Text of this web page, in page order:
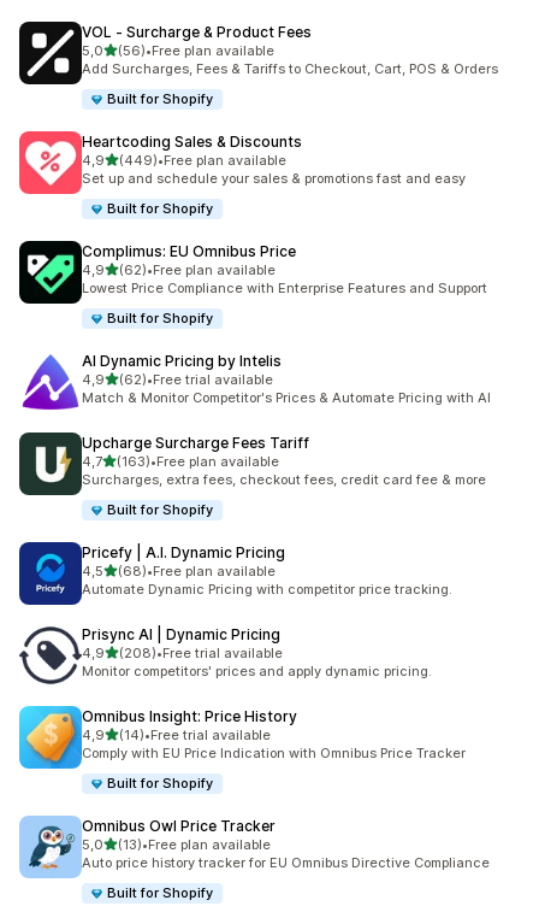
VOL ‑ Surcharge & Product Fees
5,0/ 5 tähteä
(56)
56 arvostelua yhteensä
•Free plan available
Add Surcharges, Fees & Tariffs to Checkout, Cart, POS & Orders
Built for Shopify
Heartcoding Sales & Discounts
4,9/ 5 tähteä
(449)
449 arvostelua yhteensä
•Free plan available
Set up and schedule your sales & promotions fast and easy
Built for Shopify
Complimus: EU Omnibus Price
4,9/ 5 tähteä
(62)
62 arvostelua yhteensä
•Free plan available
Lowest Price Compliance with Enterprise Features and Support
Built for Shopify
AI Dynamic Pricing by Intelis
4,9/ 5 tähteä
(62)
62 arvostelua yhteensä
•Free trial available
Match & Monitor Competitor's Prices & Automate Pricing with AI
Upcharge Surcharge Fees Tariff
4,7/ 5 tähteä
(163)
163 arvostelua yhteensä
•Free plan available
Surcharges, extra fees, checkout fees, credit card fee & more
Built for Shopify
Pricefy | A.I. Dynamic Pricing
4,5/ 5 tähteä
(68)
68 arvostelua yhteensä
•Free plan available
Automate Dynamic Pricing with competitor price tracking.
Prisync AI | Dynamic Pricing
4,9/ 5 tähteä
(208)
208 arvostelua yhteensä
•Free trial available
Monitor competitors' prices and apply dynamic pricing.
Omnibus Insight: Price History
4,9/ 5 tähteä
(14)
14 arvostelua yhteensä
•Free trial available
Comply with EU Price Indication with Omnibus Price Tracker
Built for Shopify
Omnibus Owl Price Tracker
5,0/ 5 tähteä
(13)
13 arvostelua yhteensä
•Free plan available
Auto price history tracker for EU Omnibus Directive Compliance
Built for Shopify